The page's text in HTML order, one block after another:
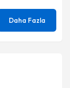
Daha Fazla